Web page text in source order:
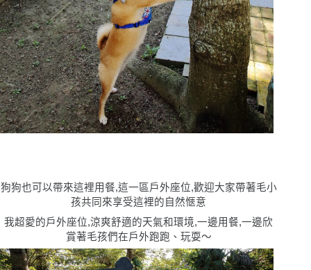
狗狗也可以帶來這裡用餐,這一區戶外座位,歡迎大家帶著毛小
孩共同來享受這裡的自然愜意
我超愛的戶外座位,涼爽舒適的天氣和環境,一邊用餐,一邊欣
賞著毛孩們在戶外跑跑、玩耍〜